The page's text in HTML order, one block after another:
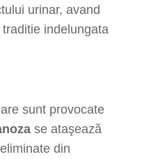
urinar, avand
indelungata
sunt provocate
se ataşează
din